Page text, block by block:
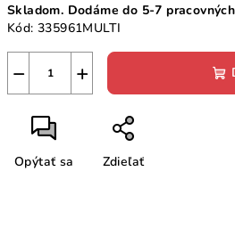
cena:
Skladom. Dodáme do 5-7
Kód: 335961MULTI
+
−
Opýtať sa Zdieľať